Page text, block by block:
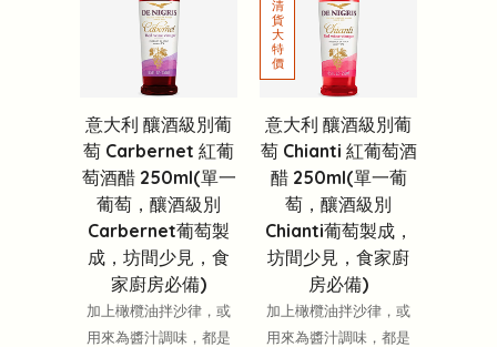
意大利 釀酒級別葡
萄 Carbernet 紅葡
萄酒醋 250ml(單一
葡萄，釀酒級別
Carbernet葡萄製
成，坊間少見，食
家廚房必備)
加上橄欖油拌沙律，或
用來為醬汁調味，都是
意大利 釀酒級別葡
萄 Chianti 紅葡萄酒
醋 250ml(單一葡
萄，釀酒級別
Chianti葡萄製成，
坊間少見，食家廚
房必備)
加上橄欖油拌沙律，或
用來為醬汁調味，都是